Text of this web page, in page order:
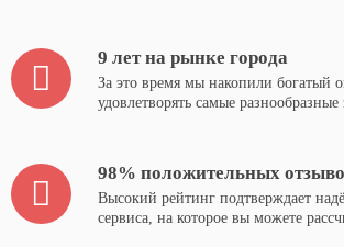
9 лет на рынке города
За это время мы накопили богатый
удовлетворять самые разнообразные
98% положительных
Высокий рейтинг подтверждает
сервиса, на которое вы можете